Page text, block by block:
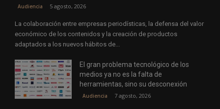
Audiencia 5 agosto, 2026
La colaboración entre empresas periodísticas, la defensa del valor
económico de los contenidos y la creación de productos
adaptados a los nuevos hábitos de...
El gran problema tecnológico de los
medios ya no es la falta de
herramientas, sino su desconexión
Audiencia 7 agosto, 2026